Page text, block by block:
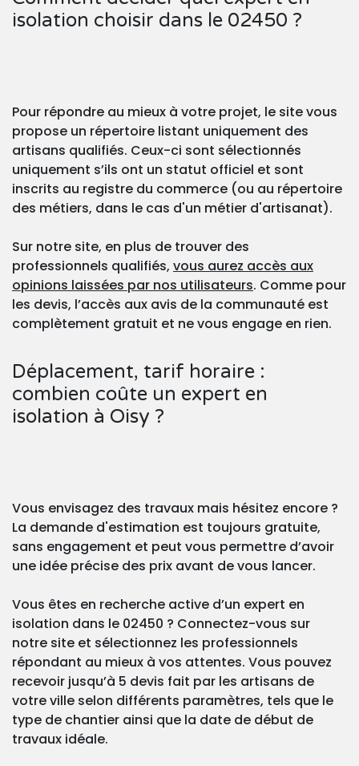
isolation choisir dans le 02450 ?
Pour répondre au mieux à votre projet, le site vous
propose un répertoire listant uniquement des
artisans qualifiés. Ceux-ci sont sélectionnés
uniquement s’ils ont un statut officiel et sont
inscrits au registre du commerce (ou au répertoire
des métiers, dans le cas d'un métier d'artisanat).
Sur notre site, en plus de trouver des
professionnels qualifiés, vous aurez accès aux
opinions laissées par nos utilisateurs. Comme pour
les devis, l’accès aux avis de la communauté est
complètement gratuit et ne vous engage en rien.
Déplacement, tarif horaire :
combien coûte un expert en
isolation à Oisy ?
Vous envisagez des travaux mais hésitez encore ?
La demande d'estimation est toujours gratuite,
sans engagement et peut vous permettre d’avoir
une idée précise des prix avant de vous lancer.
Vous êtes en recherche active d’un expert en
isolation dans le 02450 ? Connectez-vous sur
notre site et sélectionnez les professionnels
répondant au mieux à vos attentes. Vous pouvez
recevoir jusqu’à 5 devis fait par les artisans de
votre ville selon différents paramètres, tels que le
type de chantier ainsi que la date de début de
travaux idéale.